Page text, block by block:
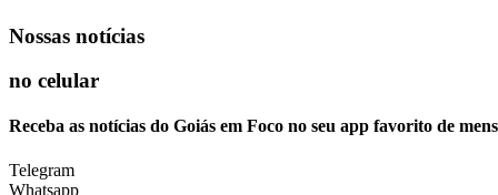
Nossas notícias
no celular
Receba as notícias do Goiás em Foco no seu app favorito de
Telegram
Whatsapp